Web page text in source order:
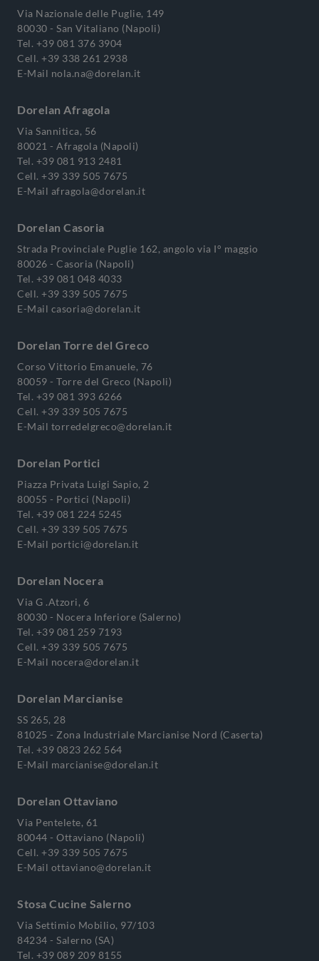
Via Nazionale delle Puglie, 149
80030 - San Vitaliano (Napoli)
Tel. +39 081 376 3904
Cell. +39 338 261 2938
E-Mail nola.na@dorelan.it
Dorelan Afragola
Via Sannitica, 56
80021 - Afragola (Napoli)
Tel. +39 081 913 2481
Cell. +39 339 505 7675
E-Mail afragola@dorelan.it
Dorelan Casoria
Strada Provinciale Puglie 162, angolo via I° maggio
80026 - Casoria (Napoli)
Tel. +39 081 048 4033
Cell. +39 339 505 7675
E-Mail casoria@dorelan.it
Dorelan Torre del Greco
Corso Vittorio Emanuele, 76
80059 - Torre del Greco (Napoli)
Tel. +39 081 393 6266
Cell. +39 339 505 7675
E-Mail torredelgreco@dorelan.it
Dorelan Portici
Piazza Privata Luigi Sapio, 2
80055 - Portici (Napoli)
Tel. +39 081 224 5245
Cell. +39 339 505 7675
E-Mail portici@dorelan.it
Dorelan Nocera
Via G .Atzori, 6
80030 - Nocera Inferiore (Salerno)
Tel. +39 081 259 7193
Cell. +39 339 505 7675
E-Mail nocera@dorelan.it
Dorelan Marcianise
SS 265, 28
81025 - Zona Industriale Marcianise Nord (Caserta)
Tel. +39 0823 262 564
E-Mail marcianise@dorelan.it
Dorelan Ottaviano
Via Pentelete, 61
80044 - Ottaviano (Napoli)
Cell. +39 339 505 7675
E-Mail ottaviano@dorelan.it
Stosa Cucine Salerno
Via Settimio Mobilio, 97/103
84234 - Salerno (SA)
Tel. +39 089 209 8155